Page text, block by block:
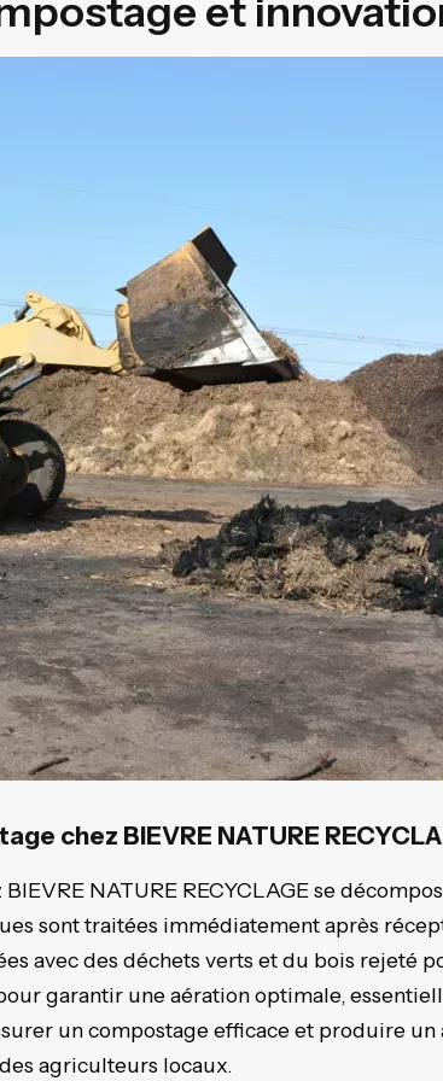
et
chez BIEVRE NATURE
NATURE RECYCLAGE se
sont traitées immédiatement après
avec des déchets verts et du bois rejeté
garantir une aération optimale,
un compostage efficace et produire
agriculteurs locaux.